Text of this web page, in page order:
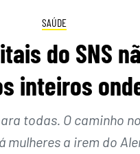
SAÚDE
do SNS
inteiros
todas. O caminho
a irem do